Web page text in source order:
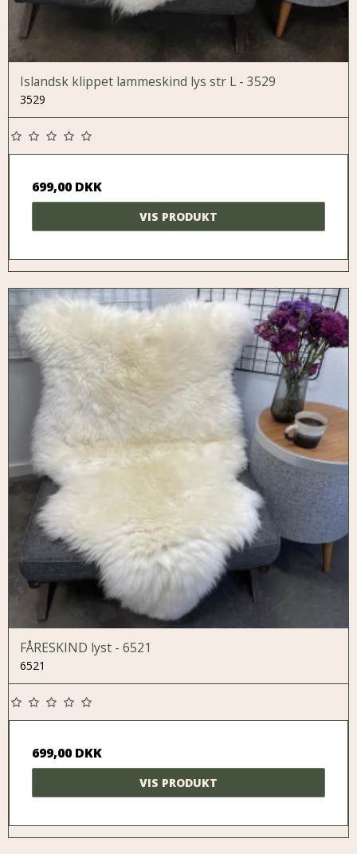
Islandsk klippet lammeskind lys str L - 3529
3529
699,00 DKK
VIS PRODUKT
FÅRESKIND lyst - 6521
6521
699,00 DKK
VIS PRODUKT